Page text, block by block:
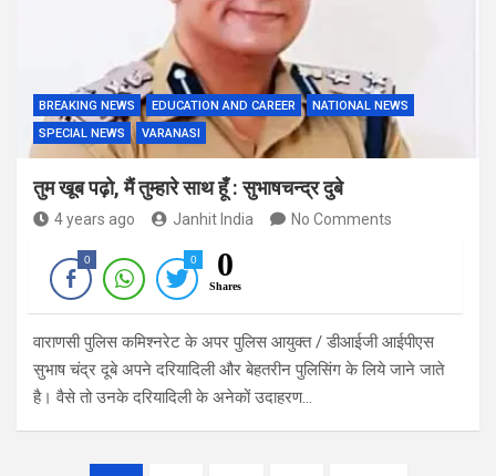
BREAKING NEWS EDUCATION AND CAREER
NATIONAL NEWS
SPECIAL NEWS
VARANASI
तुम खूब पढ़ो, मैं तुम्हारे साथ हूँ : सुभाषचन्द्र दुबे
4 years ago Janhit India No Comments
0 0 0
Shares
वाराणसी पुलिस कमिश्नरेट के अपर पुलिस आयुक्त / डीआईजी आईपीएस
सुभाष चंद्र दूबे अपने दरियादिली और बेहतरीन पुलिसिंग के लिये जाने जाते
है। वैसे तो उनके दरियादिली के अनेकों उदाहरण…